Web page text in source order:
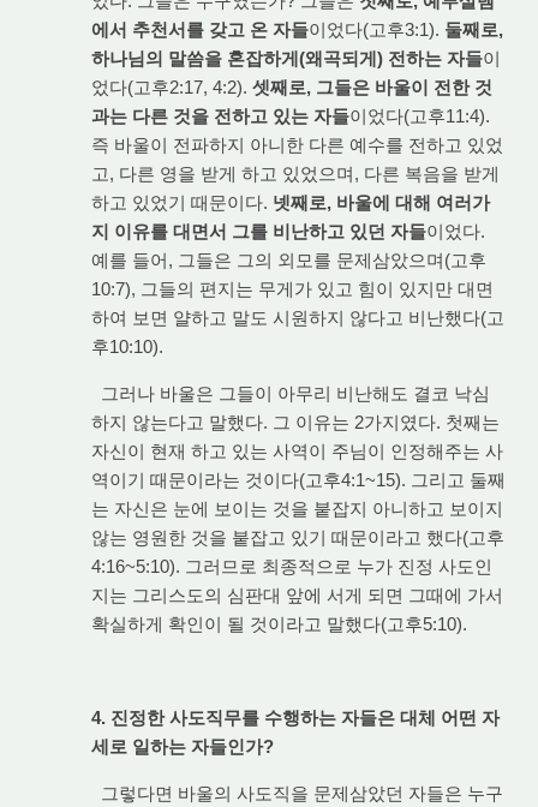
에서 추천서를 갖고 온 자들이었다(고후3:1). 둘째로,
하나님의 말씀을 혼잡하게(왜곡되게) 전하는 자들이
었다(고후2:17, 4:2). 셋째로, 그들은 바울이 전한 것
과는 다른 것을 전하고 있는 자들이었다(고후11:4).
즉 바울이 전파하지 아니한 다른 예수를 전하고 있었
고, 다른 영을 받게 하고 있었으며, 다른 복음을 받게
하고 있었기 때문이다. 넷째로, 바울에 대해 여러가
지 이유를 대면서 그를 비난하고 있던 자들이었다.
예를 들어, 그들은 그의 외모를 문제삼았으며(고후
10:7), 그들의 편지는 무게가 있고 힘이 있지만 대면
하여 보면 얄하고 말도 시원하지 않다고 비난했다(고
후10:10).
그러나 바울은 그들이 아무리 비난해도 결코 낙심
하지 않는다고 말했다. 그 이유는 2가지였다. 첫째는
자신이 현재 하고 있는 사역이 주님이 인정해주는 사
역이기 때문이라는 것이다(고후4:1~15). 그리고 둘째
는 자신은 눈에 보이는 것을 붙잡지 아니하고 보이지
않는 영원한 것을 붙잡고 있기 때문이라고 했다(고후
4:16~5:10). 그러므로 최종적으로 누가 진정 사도인
지는 그리스도의 심판대 앞에 서게 되면 그때에 가서
확실하게 확인이 될 것이라고 말했다(고후5:10).
4. 진정한 사도직무를 수행하는 자들은 대체 어떤 자
세로 일하는 자들인가?
그렇다면 바울의 사도직을 문제삼았던 자들은 누구